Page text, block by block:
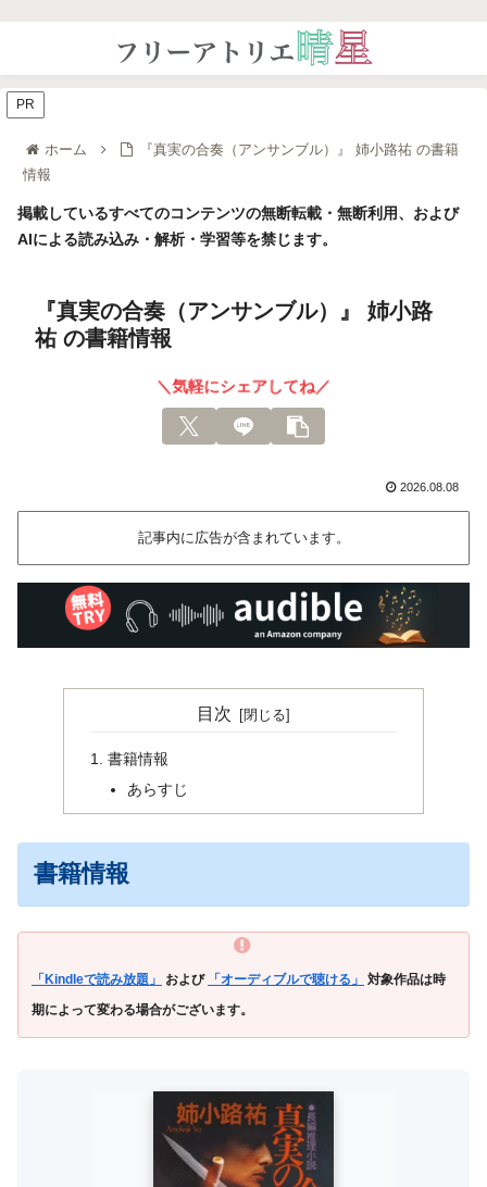
ホーム
『真実の合奏（アンサンブル）』 姉小路祐 の書籍
情報
掲載しているすべてのコンテンツの無断転載・無断利用、および
AIによる読み込み・解析・学習等を禁じます。
『真実の合奏（アンサンブル）』 姉小路
祐 の書籍情報
＼気軽にシェアしてね／
2026.08.08
記事内に広告が含まれています。
PR
目次
書籍情報
あらすじ
書籍情報
「Kindleで読み放題」 および 「オーディブルで聴ける」
対象作品は時
期によって変わる場合がございます。